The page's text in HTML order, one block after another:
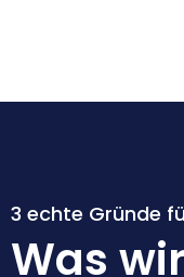
3 echte Gründe
Was